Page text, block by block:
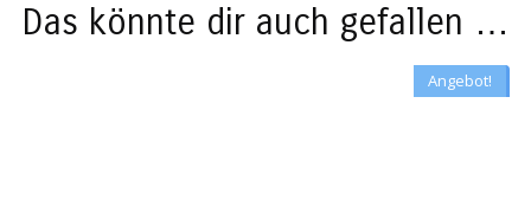
Das könnte dir auch gefallen …
Angebot!